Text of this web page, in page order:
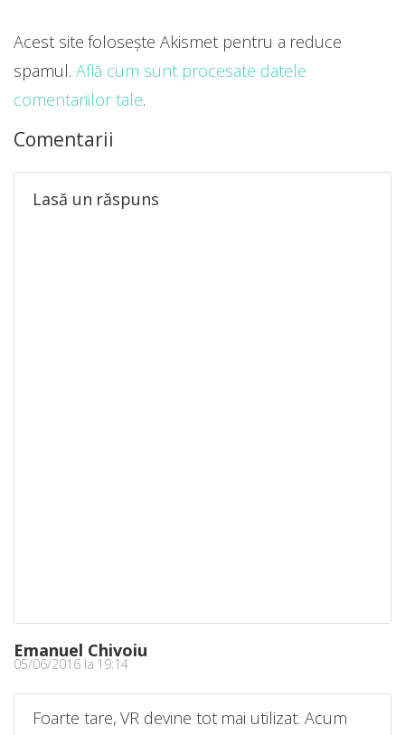
Comentarii
Emanuel Chivoiu
05/06/2016 la 19:14
Foarte tare, VR devine tot mai utilizat. Acum
Lasă un răspuns
Acest site folosește Akismet pentru a reduce
spamul. Află cum sunt procesate datele
comentariilor tale.